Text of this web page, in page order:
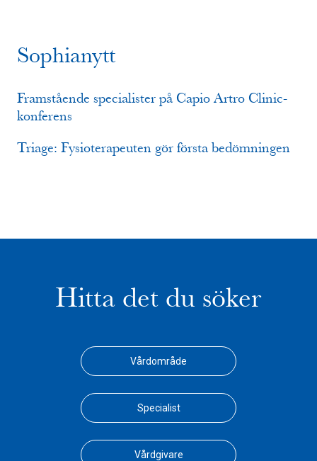
Sophianytt
Framstående specialister på Capio Artro Clinic-
konferens
Triage: Fysioterapeuten gör första bedömningen
Hitta det du söker
Vårdområde
Specialist
Vårdgivare